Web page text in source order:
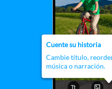
Cuente su historia
Cambie título,
música o narración.